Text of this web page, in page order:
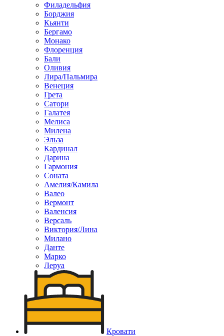
Филадельфия
Борджия
Кьянти
Бергамо
Монако
Флоренция
Бали
Оливия
Лира/Пальмира
Венеция
Грета
Сатори
Галатея
Мелиса
Милена
Эльза
Кардинал
Дарина
Гармония
Соната
Амелия/Камила
Валео
Вермонт
Валенсия
Версаль
Виктория/Лина
Милано
Данте
Марко
Леруа
Кровати